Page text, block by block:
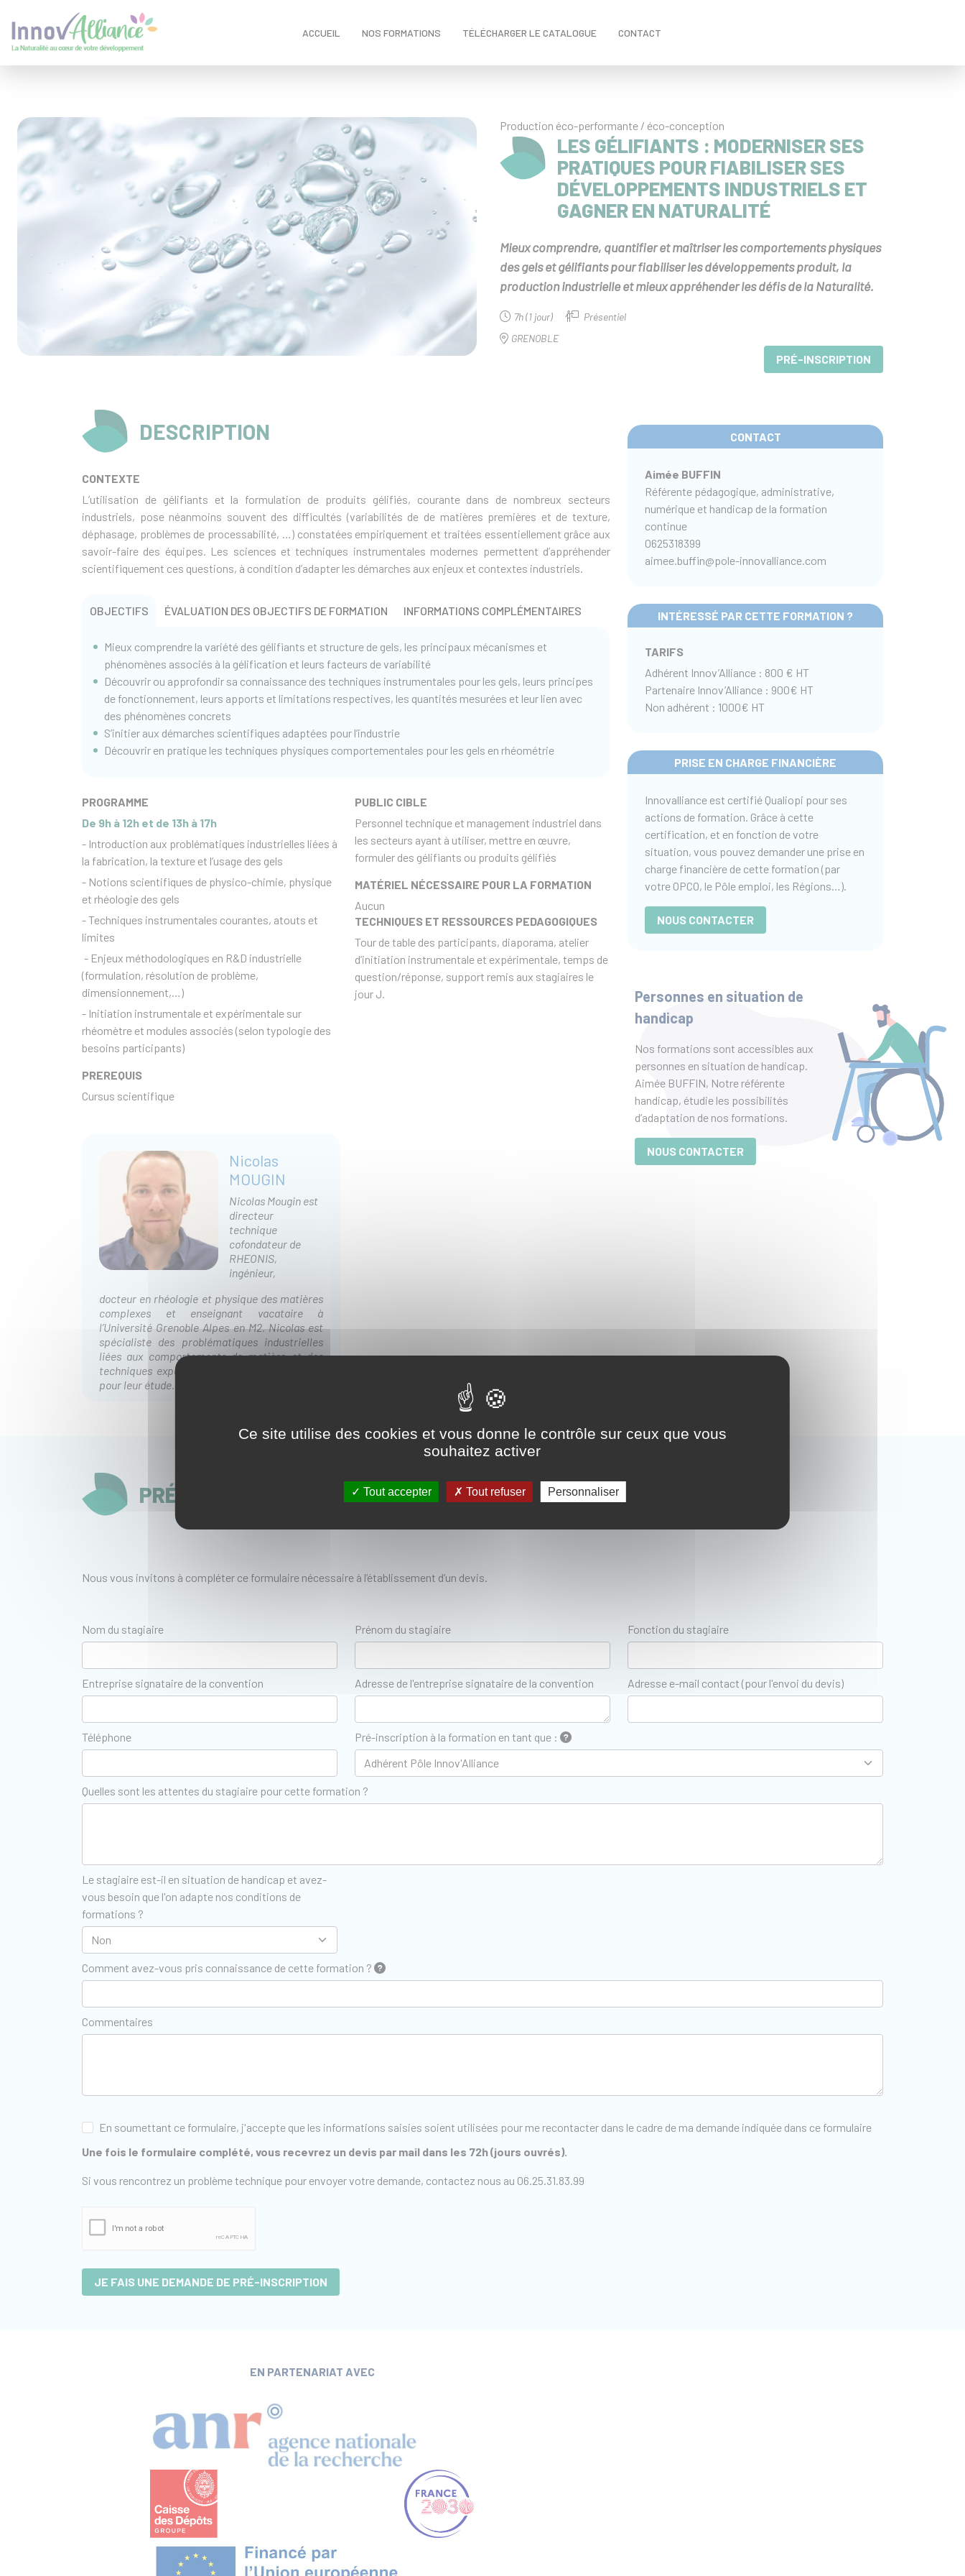
ACCUEIL NOS FORMATIONS TÉLÉCHARGER LE CATALOGUE CONTACT
Production éco-performante / éco-conception
LES GÉLIFIANTS : MODERNISER SES
PRATIQUES POUR FIABILISER SES
DÉVELOPPEMENTS INDUSTRIELS ET
GAGNER EN NATURALITÉ
Mieux comprendre, quantifier et maîtriser les comportements physiques
des gels et gélifiants pour fiabiliser les développements produit, la
production industrielle et mieux appréhender les défis de la Naturalité.
7h (1 jour)
Présentiel
GRENOBLE
PRÉ-INSCRIPTION
DESCRIPTION
CONTEXTE
L’utilisation de gélifiants et la formulation de produits gélifiés, courante dans de nombreux secteurs
industriels, pose néanmoins souvent des difficultés (variabilités de de matières premières et de texture,
déphasage, problèmes de processabilité, …) constatées empiriquement et traitées essentiellement grâce aux
savoir-faire des équipes. Les sciences et techniques instrumentales modernes permettent d’appréhender
scientifiquement ces questions, à condition d’adapter les démarches aux enjeux et contextes industriels.
OBJECTIFS ÉVALUATION DES OBJECTIFS DE FORMATION INFORMATIONS COMPLÉMENTAIRES
Mieux comprendre la variété des gélifiants et structure de gels, les principaux mécanismes et
phénomènes associés à la gélification et leurs facteurs de variabilité
Découvrir ou approfondir sa connaissance des techniques instrumentales pour les gels, leurs principes
de fonctionnement, leurs apports et limitations respectives, les quantités mesurées et leur lien avec
des phénomènes concrets
S’initier aux démarches scientifiques adaptées pour l’industrie
Découvrir en pratique les techniques physiques comportementales pour les gels en rhéométrie
PROGRAMME
De 9h à 12h et de 13h à 17h
- Introduction aux problématiques industrielles liées à
la fabrication, la texture et l’usage des gels
- Notions scientifiques de physico-chimie, physique
et rhéologie des gels
- Techniques instrumentales courantes, atouts et
limites
- Enjeux méthodologiques en R&D industrielle
(formulation, résolution de problème,
dimensionnement,…)
- Initiation instrumentale et expérimentale sur
rhéomètre et modules associés (selon typologie des
besoins participants)
PREREQUIS
Cursus scientifique
PUBLIC CIBLE
Personnel technique et management industriel dans
les secteurs ayant à utiliser, mettre en œuvre,
formuler des gélifiants ou produits gélifiés
MATÉRIEL NÉCESSAIRE POUR LA FORMATION
Aucun
TECHNIQUES ET RESSOURCES PEDAGOGIQUES
Tour de table des participants, diaporama, atelier
d’initiation instrumentale et expérimentale, temps de
question/réponse, support remis aux stagiaires le
jour J.
Nicolas
MOUGIN
Nicolas Mougin est
directeur
technique
cofondateur de
RHEONIS,
ingénieur,
docteur en rhéologie et physique des matières
complexes et enseignant vacataire à
l’Université Grenoble Alpes en M2. Nicolas est
spécialiste des problématiques industrielles
liées aux comportements de matière et des
techniques expérimentales et instrumentales
pour leur étude.
CONTACT
Aimée BUFFIN
Référente pédagogique, administrative,
numérique et handicap de la formation
continue
0625318399
aimee.buffin@pole-innovalliance.com
INTÉRESSÉ PAR CETTE FORMATION ?
TARIFS
Adhérent Innov’Alliance : 800 € HT
Partenaire Innov’Alliance : 900€ HT
Non adhérent : 1000€ HT
PRISE EN CHARGE FINANCIÈRE
Innovalliance est certifié Qualiopi pour ses
actions de formation. Grâce à cette
certification, et en fonction de votre
situation, vous pouvez demander une prise en
charge financière de cette formation (par
votre OPCO, le Pôle emploi, les Régions…).
NOUS CONTACTER
Personnes en situation de
handicap
Nos formations sont accessibles aux
personnes en situation de handicap.
Aimée BUFFIN, Notre référente
handicap, étudie les possibilités
d’adaptation de nos formations.
NOUS CONTACTER
PRÉ-INSCRIPTION
Nous vous invitons à compléter ce formulaire nécessaire à l’établissement d’un devis.
Nom du stagiaire Prénom du stagiaire Fonction du stagiaire
Entreprise signataire de la convention Adresse de l'entreprise signataire de la convention Adresse e-mail contact (pour l'envoi du devis)
Téléphone Pré-inscription à la formation en tant que :
Quelles sont les attentes du stagiaire pour cette formation ?
Le stagiaire est-il en situation de handicap et avez-
vous besoin que l'on adapte nos conditions de
formations ?
Comment avez-vous pris connaissance de cette formation ?
Commentaires
En soumettant ce formulaire, j'accepte que les informations saisies soient utilisées pour me recontacter dans le cadre de ma demande indiquée dans ce formulaire
Une fois le formulaire complété, vous recevrez un devis par mail dans les 72h (jours ouvrés).
Si vous rencontrez un problème technique pour envoyer votre demande, contactez nous au 06.25.31.83.99
JE FAIS UNE DEMANDE DE PRÉ-INSCRIPTION
EN PARTENARIAT AVEC
Ce site utilise des cookies et vous donne le contrôle sur ceux que vous
souhaitez activer
Tout accepter Tout refuser Personnaliser